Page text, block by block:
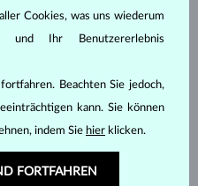
Cookies, was uns wiederum
und Ihr Benutzererlebnis
Beachten Sie jedoch,
kann. Sie können
indem Sie hier klicken.
FORTFAHREN